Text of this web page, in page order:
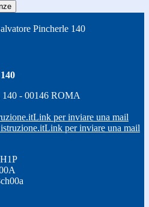
Pincherle 140
140 - 00146 ROMA
Link per inviare una mail
Link per inviare una mail